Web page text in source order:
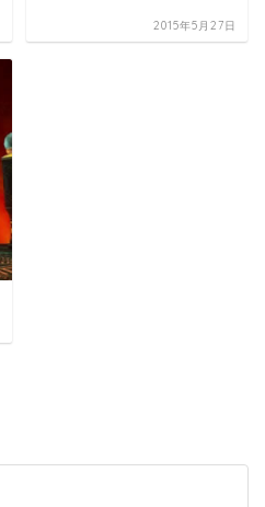
2015年5月27日